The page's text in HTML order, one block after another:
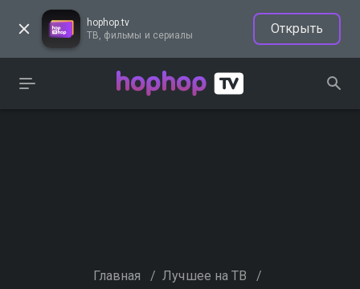
hophop.tv
ТВ, фильмы и сериалы
Открыть
Главная / Лучшее на ТВ /